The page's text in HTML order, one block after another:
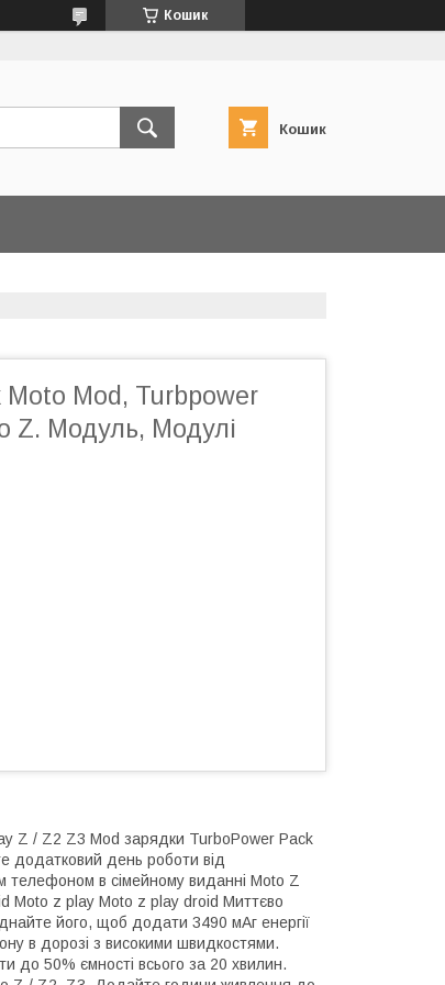
Кошик
Кошик
Mod, Turbpower
Z. Модуль, Модулі
Z / Z2 Z3 Mod зарядки TurboPower Pack
додатковий день роботи від
в сімейному виданні Moto Z
Moto z play Moto z play droid Миттєво
його, щоб додати 3490 мАг енергії
в дорозі з високими швидкостями.
до 50% ємності всього за 20 хвилин.